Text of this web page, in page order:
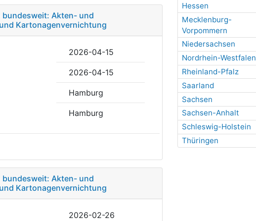
Hessen
Mecklenburg-
Vorpommern
Niedersachsen
Nordrhein-Westfalen
Rheinland-Pfalz
Saarland
Sachsen
Sachsen-Anhalt
Schleswig-Holstein
Thüringen
bundesweit: Akten- und
Kartonagenvernichtung
2026-04-15
2026-04-15
Hamburg
Hamburg
bundesweit: Akten- und
Kartonagenvernichtung
2026-02-26